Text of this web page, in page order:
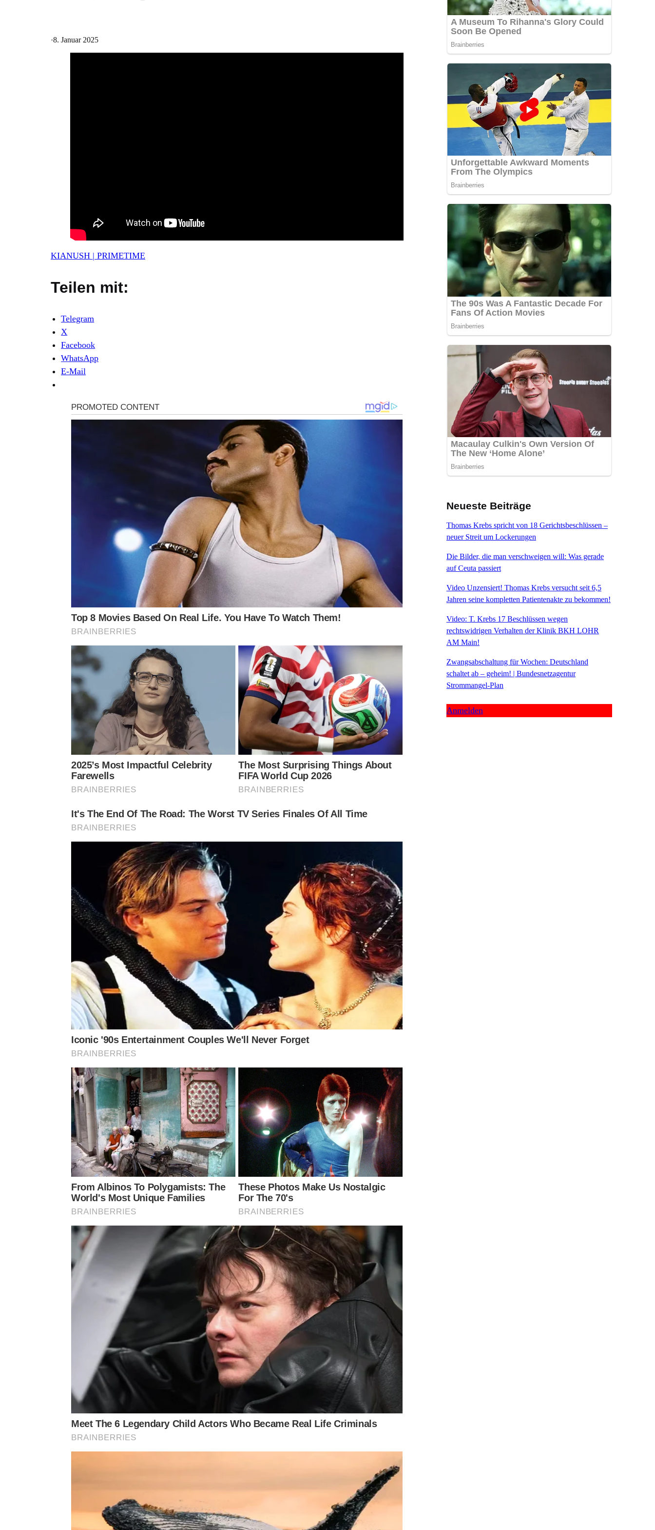
·8. Januar 2025
KIANUSH | PRIMETIME
Teilen mit:
Telegram
X
Facebook
WhatsApp
E-Mail
Neueste Beiträge
Thomas Krebs spricht von 18 Gerichtsbeschlüssen –
neuer Streit um Lockerungen
Die Bilder, die man verschweigen will: Was gerade
auf Ceuta passiert
Video Unzensiert! Thomas Krebs versucht seit 6,5
Jahren seine kompletten Patientenakte zu bekommen!
Video: T. Krebs 17 Beschlüssen wegen
rechtswidrigen Verhalten der Klinik BKH LOHR
AM Main!
Zwangsabschaltung für Wochen: Deutschland
schaltet ab – geheim! | Bundesnetzagentur
Strommangel-Plan
Anmelden